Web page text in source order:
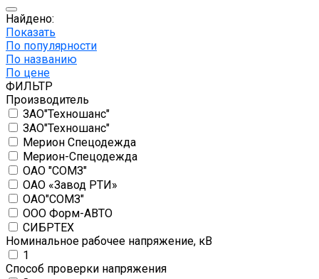
Найдено:
Показать
По популярности
По названию
По цене
ФИЛЬТР
Производитель
ЗАО"Техношанс"
ЗАО"Техношанс"
Мерион Спецодежда
Мерион-Спецодежда
ОАО "СОМЗ"
ОАО «Завод РТИ»
ОАО"СОМЗ"
ООО Форм-АВТО
СИБРТЕХ
Номинальное рабочее напряжение, кВ
1
Способ проверки напряжения